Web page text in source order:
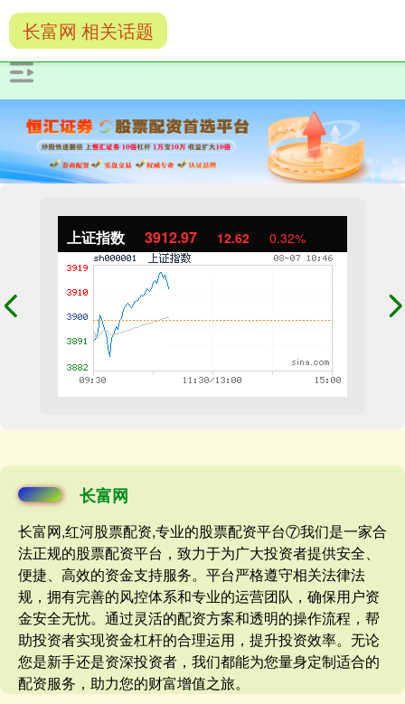
上证指数 3912.97 12.62 0.32%
长富网
长富网,红河股票配资,专业的股票配资平台⑦我们是一家合
法正规的股票配资平台，致力于为广大投资者提供安全、
便捷、高效的资金支持服务。平台严格遵守相关法律法
规，拥有完善的风控体系和专业的运营团队，确保用户资
金安全无忧。通过灵活的配资方案和透明的操作流程，帮
助投资者实现资金杠杆的合理运用，提升投资效率。无论
您是新手还是资深投资者，我们都能为您量身定制适合的
配资服务，助力您的财富增值之旅。
长富网 相关话题